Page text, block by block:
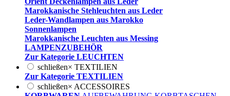
Marokkanische Stehleuchten aus Leder
Leder-Wandlampen aus Marokko
Sonnenlampen
Marokkanische Leuchten aus Messing
LAMPENZUBEHÖR
Zur Kategorie LEUCHTEN
schließen× TEXTILIEN
Zur Kategorie TEXTILIEN
schließen× ACCESSOIRES